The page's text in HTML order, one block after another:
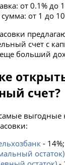
от 0.1% до
от 1 до
счет с
больший
счет?
выгодные
- 14%;
остаток)